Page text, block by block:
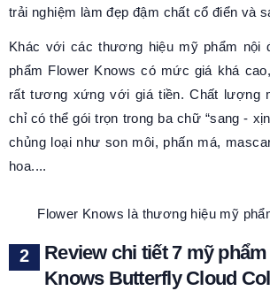
trải nghiệm làm đẹp đậm chất cổ điển và
Khác với các thương hiệu mỹ phẩm nội
phẩm Flower Knows có mức giá khá
rất tương xứng với giá tiền. Chất lượng
chỉ có thể gói trọn trong ba chữ “sang -
chủng loại như son môi, phấn má,
hoa....
Flower Knows là thương hiệu mỹ
Review chi tiết 7 mỹ
Knows Butterfly Cloud